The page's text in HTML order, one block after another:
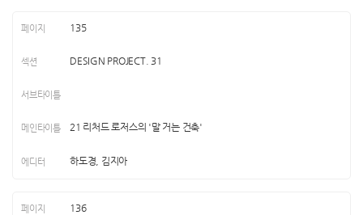
135
DESIGN PROJECT. 31
21 리처드 로저스의 '말 거는 건축'
하도경, 김지아
136